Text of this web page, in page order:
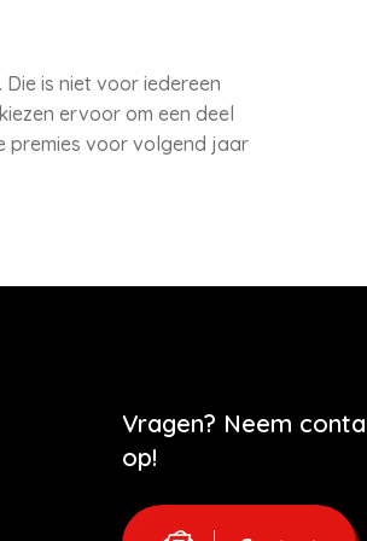
is niet voor iedereen
ervoor om een deel
premies voor volgend jaar
Vragen? Neem
op!